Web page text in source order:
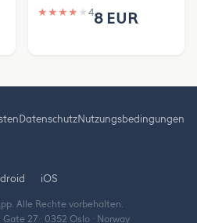
★ ★ ★ ★ ★ 48 EUR
DatenschutzNutzungsbedingungen
iOS
Alle Rechte vorbehalten.
Gate 27 · 0352 Oslo · Norway